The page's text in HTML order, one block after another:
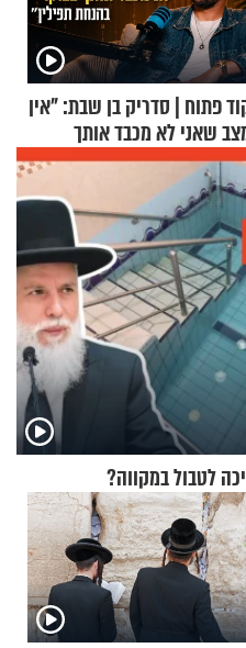
פתוח | סדריק בן שבת: "אין
שאני לא מכבד אותך
בהנחת תפילין"
לטבול במקווה?